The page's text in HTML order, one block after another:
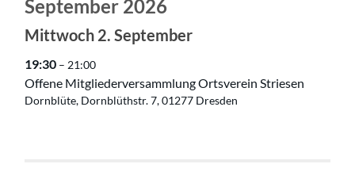
September 2026
Mittwoch 2. September
19:30 – 21:00
Offene Mitgliederversammlung Ortsverein Striesen
Dornblüte, Dornblüthstr. 7, 01277 Dresden